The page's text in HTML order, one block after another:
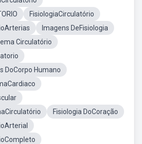
FisiologiaCirculatório
Imagens DeFisiologia
Circulatório
DoCorpo Humano
Fisiologia DoCoração